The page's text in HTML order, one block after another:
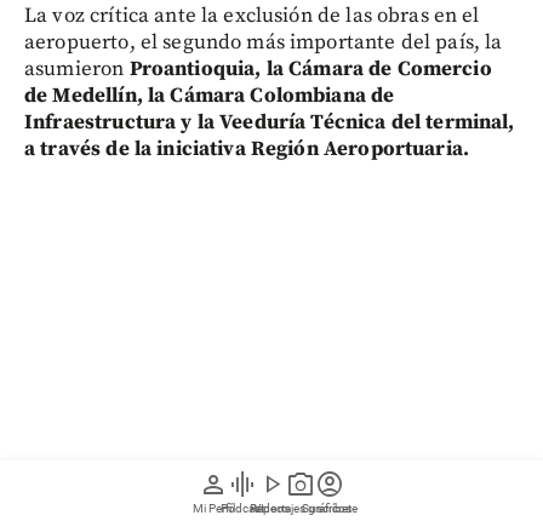
person
Mi Perfil
graphic_eq
Pódcast
play_arrow
Videos
photo_camera
Reportajes gráficos
account_circle
Suscríbete
La voz crítica ante la exclusión de las obras en el
aeropuerto, el segundo más importante del país, la
asumieron Proantioquia, la Cámara de Comercio
de Medellín, la Cámara Colombiana de
Infraestructura y la Veeduría Técnica del terminal,
a través de la iniciativa Región Aeroportuaria.